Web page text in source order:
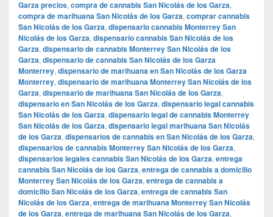
Garza precios, compra de cannabis San Nicolás de los Garza,
compra de marihuana San Nicolás de los Garza, comprar cannabis
San Nicolás de los Garza, dispensario cannabis Monterrey San
Nicolás de los Garza, dispensario cannabis San Nicolás de los
Garza, dispensario de cannabis Monterrey San Nicolás de los
Garza, dispensario de cannabis San Nicolás de los Garza
Monterrey, dispensario de marihuana en San Nicolás de los Garza
Monterrey, dispensario de marihuana Monterrey San Nicolás de los
Garza, dispensario de marihuana San Nicolás de los Garza,
dispensario en San Nicolás de los Garza, dispensario legal cannabis
San Nicolás de los Garza, dispensario legal de cannabis Monterrey
San Nicolás de los Garza, dispensario legal marihuana San Nicolás
de los Garza, dispensarios de cannabis en San Nicolás de los Garza,
dispensarios de cannabis Monterrey San Nicolás de los Garza,
dispensarios legales cannabis San Nicolás de los Garza, entrega
cannabis San Nicolás de los Garza, entrega de cannabis a domicilio
Monterrey San Nicolás de los Garza, entrega de cannabis a
domicilio San Nicolás de los Garza, entrega de cannabis San
Nicolás de los Garza, entrega de marihuana Monterrey San Nicolás
de los Garza, entrega de marihuana San Nicolás de los Garza,